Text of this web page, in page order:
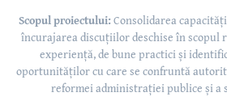
Scopul proiectului:Consolidarea
încurajarea discuțiilor deschise în scopul
experiență, de bune practici și
oportunităților cu care se confruntă
reformei administrației publice și a